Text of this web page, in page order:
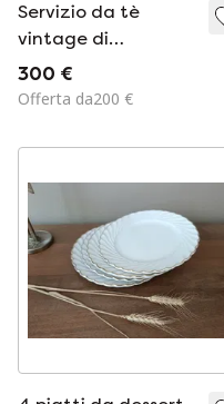
Servizio da tè
vintage di
Tirschenreuth
300 €
Offerta da200 €